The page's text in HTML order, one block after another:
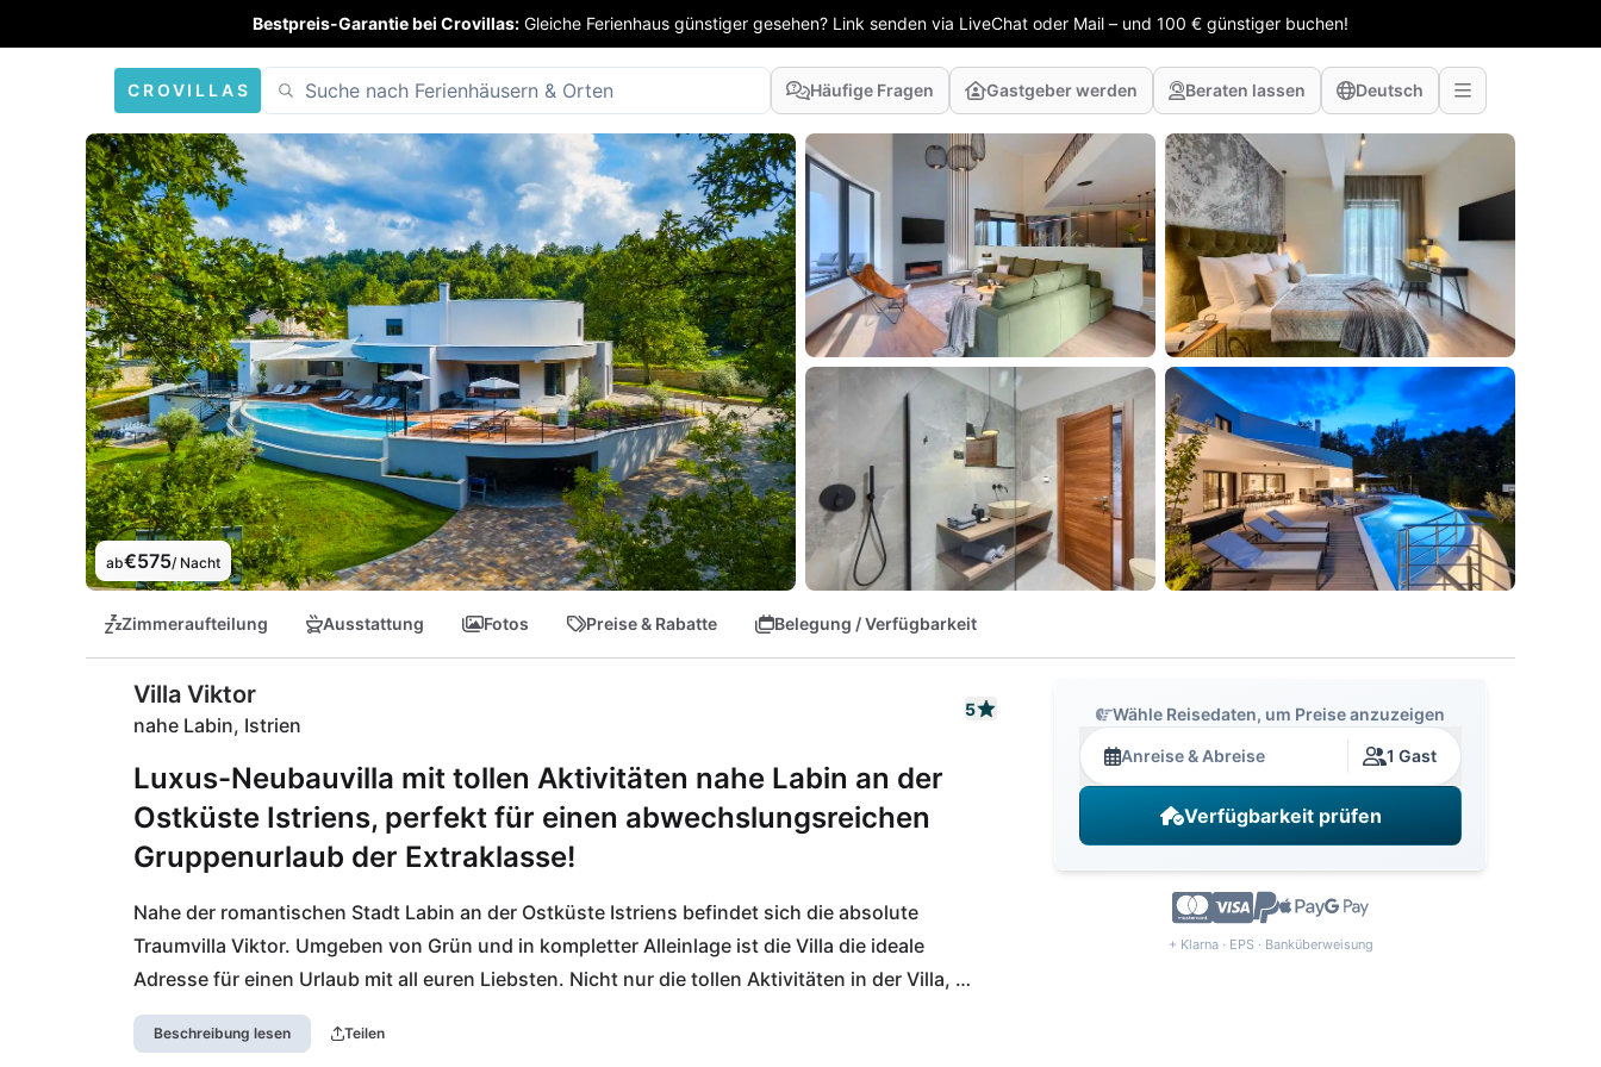
Bestpreis-Garantie bei Crovillas: Gleiche Ferienhaus günstiger gesehen? Link senden via LiveChat oder Mail – und 100 € günstiger buchen!
CROVILLAS Häufige Fragen Gastgeber werden Beraten lassen Deutsch
ab€575/ Nacht
Zimmeraufteilung Ausstattung Fotos Preise & Rabatte Belegung / Verfügbarkeit
Villa Viktor
nahe Labin, Istrien
5
Luxus-Neubauvilla mit tollen Aktivitäten nahe Labin an der
Ostküste Istriens, perfekt für einen abwechslungsreichen
Gruppenurlaub der Extraklasse!
Nahe der romantischen Stadt Labin an der Ostküste Istriens befindet sich die absolute
Traumvilla Viktor. Umgeben von Grün und in kompletter Alleinlage ist die Villa die ideale
Adresse für einen Urlaub mit all euren Liebsten. Nicht nur die tollen Aktivitäten in der Villa,
sondern auch die vielen Möglichkeiten die euch durch die zentrale Lage in Istrien geboten
werden, kommt hier jeder auf seinen Geschmack! Ob ein Ausflug an die Südspitze Istriens in
Beschreibung lesen Teilen
Wähle Reisedaten, um Preise anzuzeigen
Anreise & Abreise 1 Gast
Verfügbarkeit prüfen
+ Klarna · EPS · Banküberweisung